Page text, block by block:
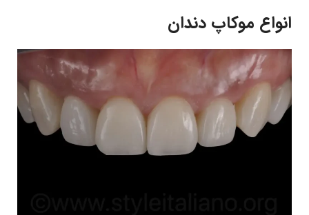
انواع موکاپ دندان